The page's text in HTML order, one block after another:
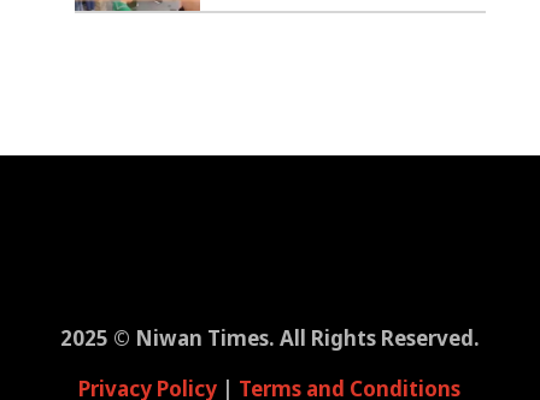
2025 © Niwan Times. All Rights Reserved.
Privacy Policy | Terms and Conditions